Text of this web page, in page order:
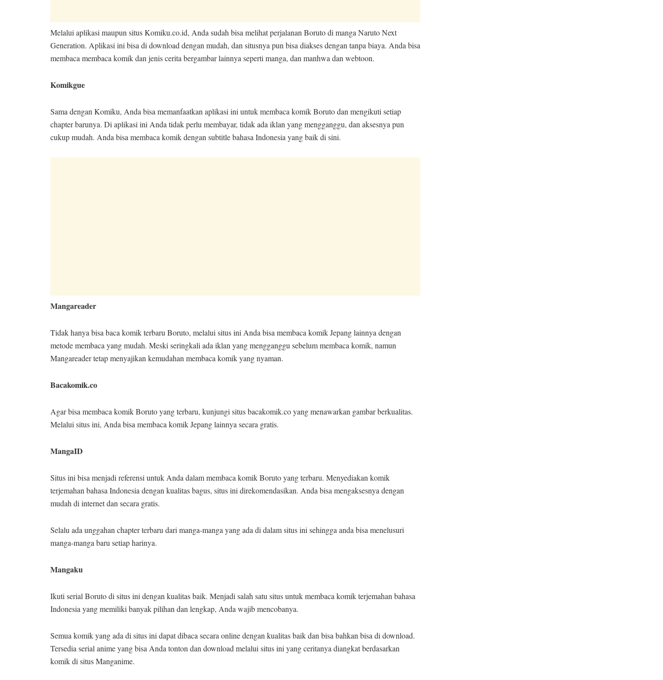
Melalui aplikasi maupun situs Komiku.co.id, Anda sudah bisa melihat perjalanan Boruto di manga Naruto Next
Generation. Aplikasi ini bisa di download dengan mudah, dan situsnya pun bisa diakses dengan tanpa biaya. Anda bisa
membaca membaca komik dan jenis cerita bergambar lainnya seperti manga, dan manhwa dan webtoon.
Komikgue
Sama dengan Komiku, Anda bisa memanfaatkan aplikasi ini untuk membaca komik Boruto dan mengikuti setiap
chapter barunya. Di aplikasi ini Anda tidak perlu membayar, tidak ada iklan yang mengganggu, dan aksesnya pun
cukup mudah. Anda bisa membaca komik dengan subtitle bahasa Indonesia yang baik di sini.
Mangareader
Tidak hanya bisa baca komik terbaru Boruto, melalui situs ini Anda bisa membaca komik Jepang lainnya dengan
metode membaca yang mudah. Meski seringkali ada iklan yang mengganggu sebelum membaca komik, namun
Mangareader tetap menyajikan kemudahan membaca komik yang nyaman.
Bacakomik.co
Agar bisa membaca komik Boruto yang terbaru, kunjungi situs bacakomik.co yang menawarkan gambar berkualitas.
Melalui situs ini, Anda bisa membaca komik Jepang lainnya secara gratis.
MangaID
Situs ini bisa menjadi referensi untuk Anda dalam membaca komik Boruto yang terbaru. Menyediakan komik
terjemahan bahasa Indonesia dengan kualitas bagus, situs ini direkomendasikan. Anda bisa mengaksesnya dengan
mudah di internet dan secara gratis.
Selalu ada unggahan chapter terbaru dari manga-manga yang ada di dalam situs ini sehingga anda bisa menelusuri
manga-manga baru setiap harinya.
Mangaku
Ikuti serial Boruto di situs ini dengan kualitas baik. Menjadi salah satu situs untuk membaca komik terjemahan bahasa
Indonesia yang memiliki banyak pilihan dan lengkap, Anda wajib mencobanya.
Semua komik yang ada di situs ini dapat dibaca secara online dengan kualitas baik dan bisa bahkan bisa di download.
Tersedia serial anime yang bisa Anda tonton dan download melalui situs ini yang ceritanya diangkat berdasarkan
komik di situs Manganime.